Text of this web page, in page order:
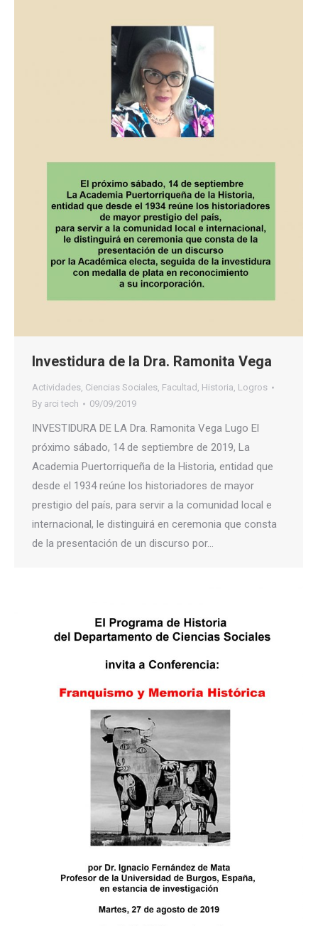
Investidura de la Dra. Ramonita Vega
Actividades, Ciencias Sociales, Facultad , Historia, Logros
By arci tech 09/09/2019
INVESTIDURA DE LA Dra. Ramonita Vega Lugo El
próximo sábado, 14 de septiembre de 2019, La
Academia Puertorriqueña de la Historia, entidad que
desde el 1934 reúne los historiadores de mayor
prestigio del país, para servir a la comunidad local e
internacional, le distinguirá en ceremonia que consta
de la presentación de un discurso por…